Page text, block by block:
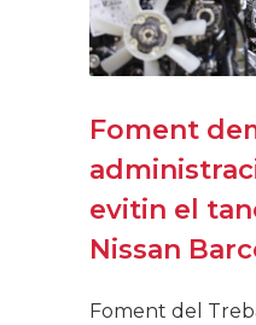
Foment
evitin el
Nissan
Foment del